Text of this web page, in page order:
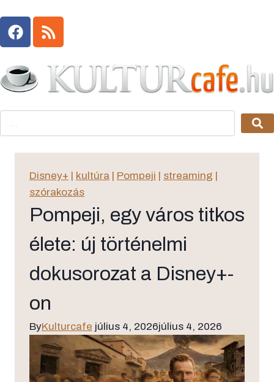
Disney+ kultúra Pompeji streaming
szórakozás
Pompeji, egy város titkos
élete: új történelmi
dokusorozat a Disney+-
on
ByKulturcafe július 4, 2026július 4, 2026